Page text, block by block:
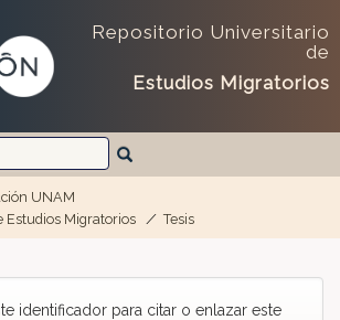
Repositorio Universitario
de
Estudios Migratorios
UNAM
Estudios Migratorios
Tesis
identificador para citar o enlazar este